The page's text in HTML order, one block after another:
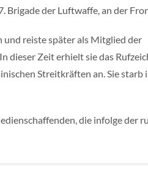
Brigade der Luftwaffe, an der
und reiste später als Mitglied der
Zeit erhielt sie das
Streitkräften an. Sie starb
die infolge der